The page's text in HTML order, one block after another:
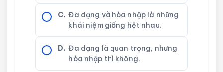
C. Đa dạng và hòa nhập là những
khái niệm giống hệt nhau.
D. Đa dạng là quan trọng, nhưng
hòa nhập thì không.